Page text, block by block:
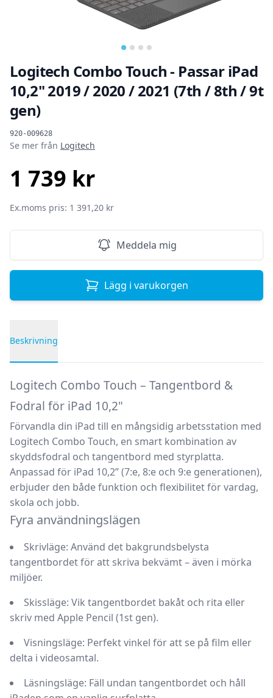
Logitech Combo Touch - Passar iPad
10,2" 2019 / 2020 / 2021 (7th / 8th / 9t
gen)
920-009628
Produktinformation
Se mer från Logitech
1 739 kr
Ex.moms pris: 1 391,20 kr
Meddela mig
Lägg i varukorgen
Beskrivning
Logitech Combo Touch – Tangentbord &
Fodral för iPad 10,2"
Förvandla din iPad till en mångsidig arbetsstation med
Logitech Combo Touch, en smart kombination av
skyddsfodral och tangentbord med styrplatta.
Anpassad för iPad 10,2” (7:e, 8:e och 9:e generationen),
erbjuder den både funktion och flexibilitet för vardag,
skola och jobb.
Fyra användningslägen
Skrivläge: Använd det bakgrundsbelysta
tangentbordet för att skriva bekvämt – även i mörka
miljöer.
Skissläge: Vik tangentbordet bakåt och rita eller
skriv med Apple Pencil (1st gen).
Visningsläge: Perfekt vinkel för att se på film eller
delta i videosamtal.
Läsningsläge: Fäll undan tangentbordet och håll